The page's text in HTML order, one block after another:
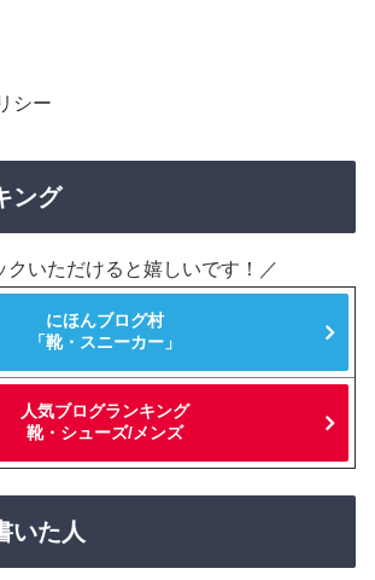
シー
ング
クいただけると嬉しいです！／
にほんブログ村
「靴・スニーカー」
人気ブログランキング
靴・シューズ/メンズ
いた人